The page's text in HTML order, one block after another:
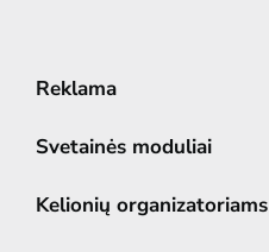
Reklama
Svetainės moduliai
Kelionių organizatoriams